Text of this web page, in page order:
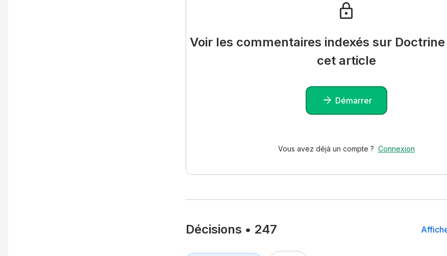
Voir les commentaires indexés sur
cet article
Démarrer
Vous avez déjà un compte ? Connexion
Décisions • 247